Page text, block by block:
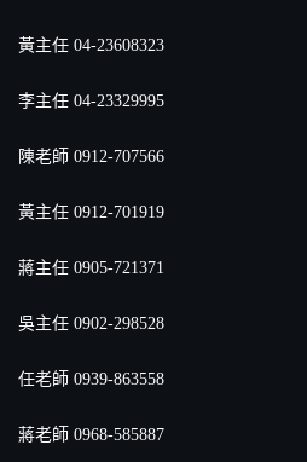
黃主任 04-23608323
李主任 04-23329995
陳老師 0912-707566
黃主任 0912-701919
蔣主任 0905-721371
吳主任 0902-298528
任老師 0939-863558
蔣老師 0968-585887